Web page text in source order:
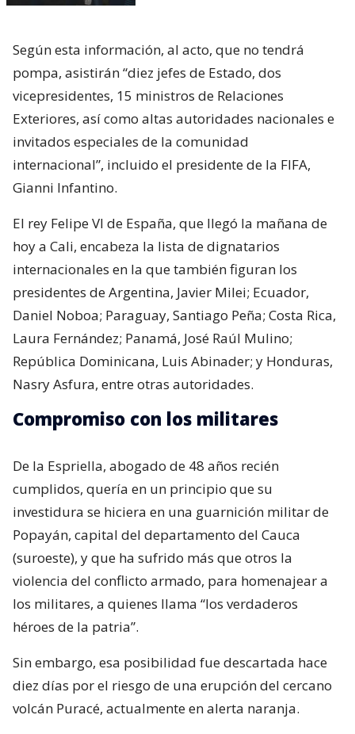
Según esta información, al acto, que no tendrá
pompa, asistirán “diez jefes de Estado, dos
vicepresidentes, 15 ministros de Relaciones
Exteriores, así como altas autoridades nacionales e
invitados especiales de la comunidad
internacional”, incluido el presidente de la FIFA,
Gianni Infantino.
El rey Felipe VI de España, que llegó la mañana de
hoy a Cali, encabeza la lista de dignatarios
internacionales en la que también figuran los
presidentes de Argentina, Javier Milei; Ecuador,
Daniel Noboa; Paraguay, Santiago Peña; Costa Rica,
Laura Fernández; Panamá, José Raúl Mulino;
República Dominicana, Luis Abinader; y Honduras,
Nasry Asfura, entre otras autoridades.
Compromiso con los militares
De la Espriella, abogado de 48 años recién
cumplidos, quería en un principio que su
investidura se hiciera en una guarnición militar de
Popayán, capital del departamento del Cauca
(suroeste), y que ha sufrido más que otros la
violencia del conflicto armado, para homenajear a
los militares, a quienes llama “los verdaderos
héroes de la patria”.
Sin embargo, esa posibilidad fue descartada hace
diez días por el riesgo de una erupción del cercano
volcán Puracé, actualmente en alerta naranja.